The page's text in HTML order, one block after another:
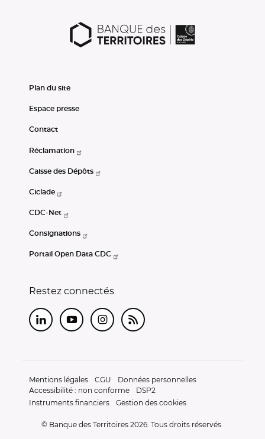
Plan du site
Espace presse
Contact
Réclamation
Caisse des Dépôts
Ciclade
CDC-Net
Consignations
Portail Open Data CDC
Restez connectés
LinkedInYoutubeInstagram
RSS
Mentions légales CGU
Données personnelles
Accessibilité : non conforme
DSP2
Instruments financiers
Gestion des cookies
© Banque des Territoires 2026. Tous droits réservés.